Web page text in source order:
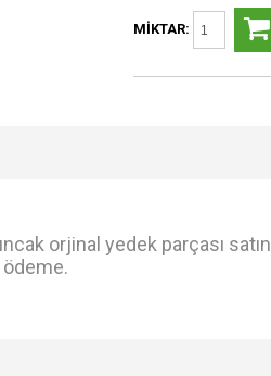
MIKTAR:
orjinal yedek parçası
ödeme.